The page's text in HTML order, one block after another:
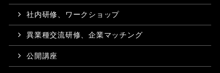
社内研修、ワークショップ
異業種交流研修、企業マッチング
公開講座